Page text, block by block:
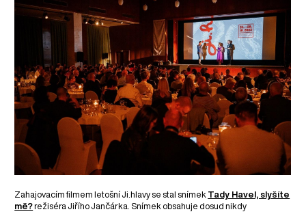
Zahajovacím filmem letošní Ji.hlavy se stal snímek Tady Havel, slyšíte
mě?režiséra Jiřího Jančárka. Snímek obsahuje dosud nikdy